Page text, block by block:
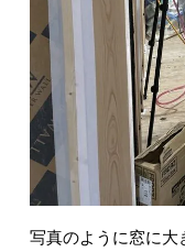
写真のように窓に